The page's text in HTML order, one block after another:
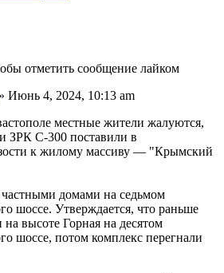
отметить сообщение лайком
» Июнь 4, 2024, 10:13 am
местные жители жалуются,
ЗРК С-300 поставили в
к жилому массиву — "Крымский
домами на седьмом
шоссе. Утверждается, что раньше
высоте Горная на десятом
шоссе, потом комплекс перегнали